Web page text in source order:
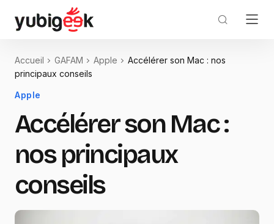
Accueil GAFAM Apple
Accélérer son Mac : nos
principaux conseils
Apple
Accélérer son Mac :
nos principaux
conseils